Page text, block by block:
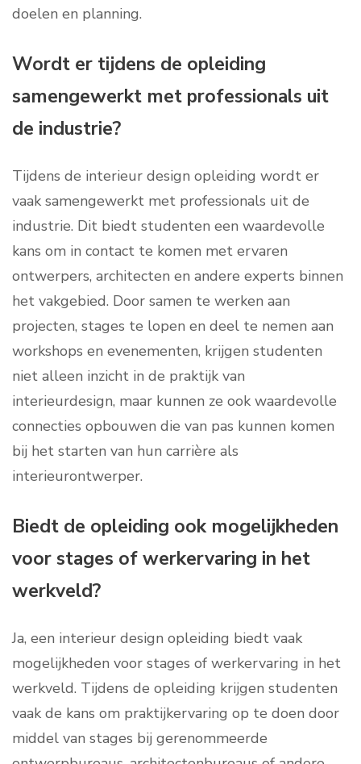
doelen en planning.
Wordt er tijdens de opleiding
samengewerkt met professionals uit
de industrie?
Tijdens de interieur design opleiding wordt er
vaak samengewerkt met professionals uit de
industrie. Dit biedt studenten een waardevolle
kans om in contact te komen met ervaren
ontwerpers, architecten en andere experts binnen
het vakgebied. Door samen te werken aan
projecten, stages te lopen en deel te nemen aan
workshops en evenementen, krijgen studenten
niet alleen inzicht in de praktijk van
interieurdesign, maar kunnen ze ook waardevolle
connecties opbouwen die van pas kunnen komen
bij het starten van hun carrière als
interieurontwerper.
Biedt de opleiding ook mogelijkheden
voor stages of werkervaring in het
werkveld?
Ja, een interieur design opleiding biedt vaak
mogelijkheden voor stages of werkervaring in het
werkveld. Tijdens de opleiding krijgen studenten
vaak de kans om praktijkervaring op te doen door
middel van stages bij gerenommeerde